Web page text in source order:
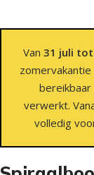
Van 31 juli
verwerkt.
volledig